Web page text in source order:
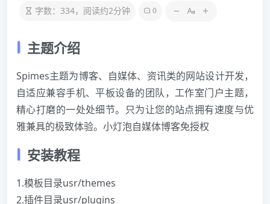
字数：334，阅读约2分钟 0
主题介绍
Spimes主题为博客、自媒体、资讯类的网站设计开发，
自适应兼容手机、平板设备的团队，工作室门户主题，
精心打磨的一处处细节。只为让您的站点拥有速度与优
雅兼具的极致体验。小灯泡自媒体博客免授权
安装教程
1.模板目录usr/themes
2.插件目录usr/plugins